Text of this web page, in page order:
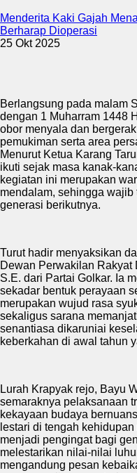
Menderita Kaki Gajah
Berharap Dioperasi
25 Okt 2025
Berlangsung pada malam
dengan 1 Muharram 1448
obor menyala dan
pemukiman serta area
Menurut Ketua Karang
ikuti sejak masa kanak-
kegiatan ini merupakan
mendalam, sehingga
generasi berikutnya.
Turut hadir menyaksikan
Dewan Perwakilan Rakyat
S.E. dari Partai Golkar. Ia
sekadar bentuk perayaan
merupakan wujud rasa
sekaligus sarana
senantiasa dikaruniai
keberkahan di awal tahun
Lurah Krapyak rejo, Bayu
semaraknya pelaksanaan
kekayaan budaya
lestari di tengah
menjadi pengingat bagi
melestarikan nilai-nilai
mengandung pesan